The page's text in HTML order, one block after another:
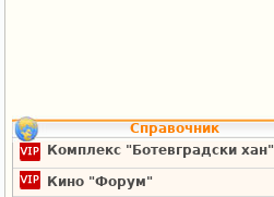
Справочник
Комплекс "Ботевградски хан"
Кино "Форум"